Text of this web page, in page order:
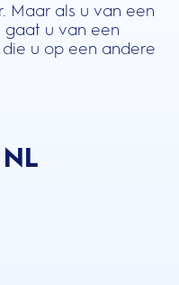
Maar als u van een
gaat u van een
u op een andere